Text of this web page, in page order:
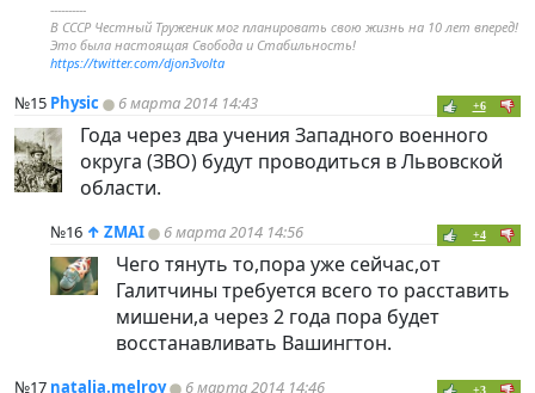
----------
В СССР Честный Труженик мог планировать свою жизнь на 10 лет вперед!
Это была настоящая Свобода и Стабильность!
https://twitter.com/djon3volta
№15 Physic 6 марта 2014 14:43 +6
Года через два учения Западного военного
округа (ЗВО) будут проводиться в Львовской
области.
№16 ↑ ZMAI 6 марта 2014 14:56 +4
Чего тянуть то,пора уже сейчас,от
Галитчины требуется всего то расставить
мишени,а через 2 года пора будет
восстанавливать Вашингтон.
№17 natalia.melroy 6 марта 2014 14:46 +3